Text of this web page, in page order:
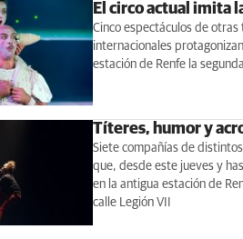
El circo actual imita
Cinco espectáculos de otras
internacionales
estación de Renfe la
Títeres, humor y
Siete compañías de
que, desde este jueves y
en la antigua estación de
calle Legión VII